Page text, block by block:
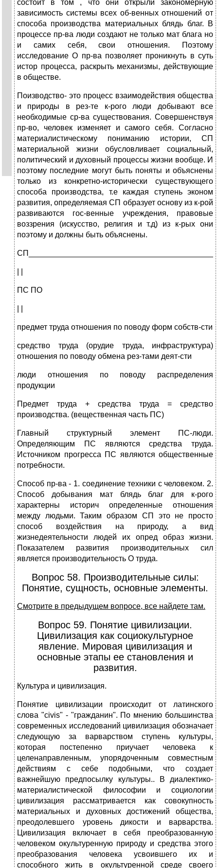
состоит в том , что они открыли закономерную
зависимость системы всех об-венных отношений от
способа производства материальных блядь благ. В
процессе пр-ва люди создают не только мат блага но
и самих себя, свои отношения. Поэтому
исследование О пр-ва позволяет проникнуть в суть
истор процесса, раскрыть механизмы, действующие
в обществе.
Поизводство- это процесс взаимодействия общества
и природы в рез-те к-рого люди добывают все
необходимые ср-ва существования. Совершенствуя
пр-во, человек изменяет и самого себя. Согласно
материалистическому пониманию истории, СП
материальной жизни обусловливает социальный,
политический и духовный процессы жизни вообще. И
поэтому последние могут быть поняты и объяснены
только из конкретно-исторически существующего
способа производства, т.е каждая ступень эконом
развития, определяемая СП образует основу из к-рой
развиваются гос-венные учреждения, правовые
воззрения (искусство, религия и т.д) из к-рых они
поэтому и должны быть объяснены.
ПС ПО
предмет труда отношения по поводу форм собств-сти
средство труда (орудие труда, инфраструктура)
отношения по поводу обмена рез-тами деят-сти
люди отношения по поводу распределения
продукции
Предмет труда + средства труда = средство
производства. (вещественная часть ПС)
Главный структурный элемент ПС-люди.
Определяющим ПС являются средства труда.
Источником прогресса ПС являются общественные
потребности.
Способ пр-ва - 1. соединение техники с ­­­­­человеком. 2.
Способ добывания мат блядь благ для к-рого
характерны историч определенные отношения
между людьми. Таким образом СП это не просто
способ воздействия на природу, а вид
жизнедеятельности людей их опред образ жизни.
Показателем развития производительных сил
является производительность О труда.
Вопрос 58. Производительные силы:
Понятие, сущность, основные элементы.
Смотрите в предыдущем вопросе, все найдете там.
Вопрос 59. Понятие цивилизации.
Цивилизация как социокультурное
явление. Мировая цивилизация и
основные этапы ее становления и
развития.
Культура и цивилизация.
Понятие цивилизации происходит от латинского
слова "civis" - "гражданин". По мнению большинства
современных исследований цивилизация обозначает
следующую за варварством ступень культуры,
которая постепенно приучает человека к
целенаправленным, упорядоченным совместным
действиям с себе подобными, что создает
важнейшую предпосылку культуры.. В диалектико-
материалистической философии и социологии
цивилизация рассматривается как совокупность
материальных и духовных достижений общества,
преодолевшего уровень дикости и варварства.
Цивилизация включает в себя преобразованную
человеком окультуренную природу и средства этого
преобразования человека усвоившего их и
способного жить в окультуренной среде своего